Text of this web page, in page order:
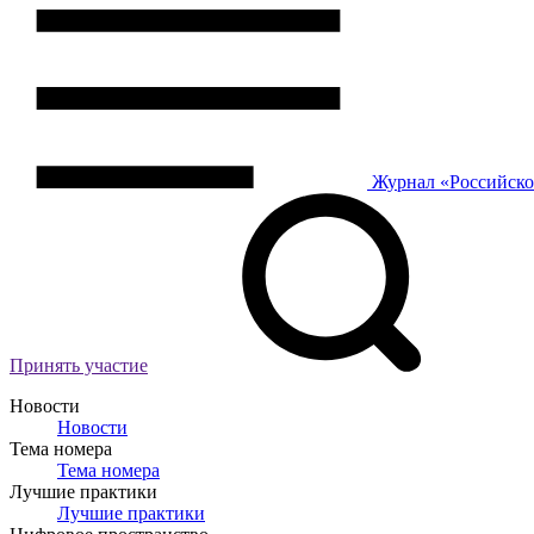
Журнал
Принять участие
Новости
Новости
Тема номера
Тема номера
Лучшие практики
Лучшие практики